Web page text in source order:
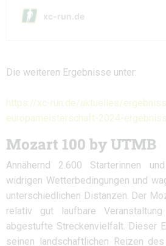
Die weiteren Ergebnisse unter:
https://xc-run.de/aktuelles/
europameisterschaft-2024-
Mozart 100 by UTMB
Annähernd 2.600 Starterinnen
widrigen Wetterbedingungen und
unterschiedlichen Distanzen. Der
relativ gut laufbare
abgestufte Streckenvielfalt. Dieser
seinen landschaftlichen Reizen